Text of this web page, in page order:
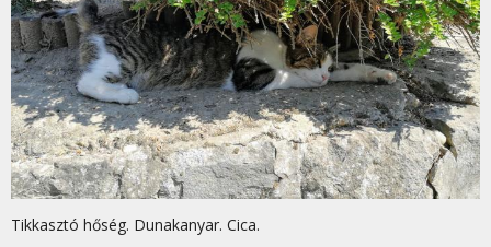
Tikkasztó hőség. Dunakanyar. Cica.